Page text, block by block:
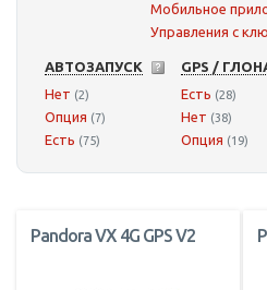
Мобильное
Управления с
АВТОЗАПУСК
Нет (2)
Опция (7)
Есть (75)
GPS /
Есть (28)
Нет (38)
Опция (19)
Pandora VX 4G GPS V2